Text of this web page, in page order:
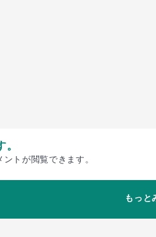
トが閲覧できます。
もっと